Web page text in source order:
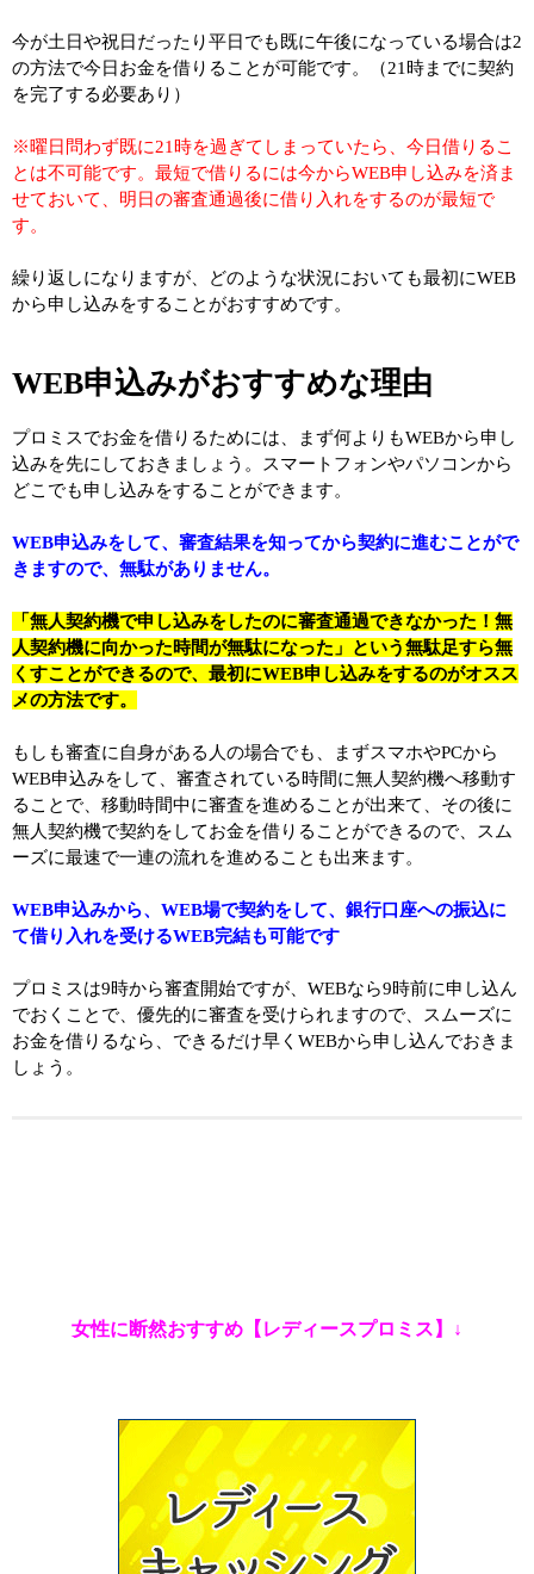
今が土日や祝日だったり平日でも既に午後になっている場合は2
の方法で今日お金を借りることが可能です。（21時までに契約
を完了する必要あり）
※曜日問わず既に21時を過ぎてしまっていたら、今日借りるこ
とは不可能です。最短で借りるには今からWEB申し込みを済ま
せておいて、明日の審査通過後に借り入れをするのが最短で
す。
繰り返しになりますが、どのような状況においても最初にWEB
から申し込みをすることがおすすめです。
WEB申込みがおすすめな理由
プロミスでお金を借りるためには、まず何よりもWEBから申し
込みを先にしておきましょう。スマートフォンやパソコンから
どこでも申し込みをすることができます。
WEB申込みをして、審査結果を知ってから契約に進むことがで
きますので、無駄がありません。
「無人契約機で申し込みをしたのに審査通過できなかった！無
人契約機に向かった時間が無駄になった」という無駄足すら無
くすことができるので、最初にWEB申し込みをするのがオスス
メの方法です。
もしも審査に自身がある人の場合でも、まずスマホやPCから
WEB申込みをして、審査されている時間に無人契約機へ移動す
ることで、移動時間中に審査を進めることが出来て、その後に
無人契約機で契約をしてお金を借りることができるので、スム
ーズに最速で一連の流れを進めることも出来ます。
WEB申込みから、WEB場で契約をして、銀行口座への振込に
て借り入れを受けるWEB完結も可能です
プロミスは9時から審査開始ですが、WEBなら9時前に申し込ん
でおくことで、優先的に審査を受けられますので、スムーズに
お金を借りるなら、できるだけ早くWEBから申し込んでおきま
しょう。
女性に断然おすすめ【レディースプロミス】↓